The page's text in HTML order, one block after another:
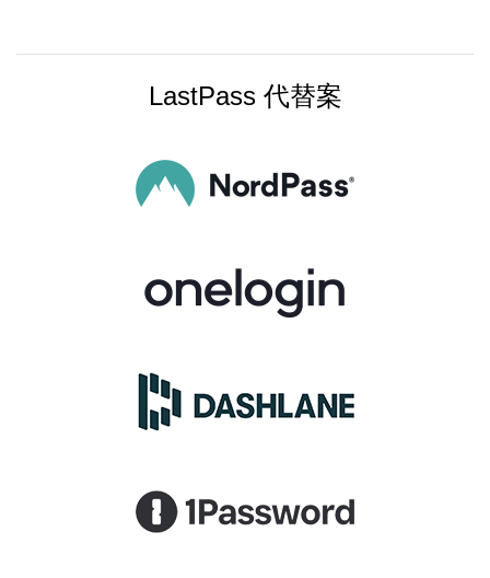
LastPass 代替案